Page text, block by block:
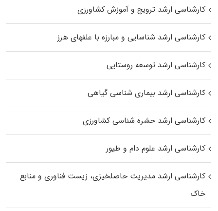
کارشناسی ارشد ترویج و آموزش کشاورزی
کارشناسی ارشد شناسایی و مبارزه با علفهای هرز
کارشناسی ارشد توسعه روستایی
کارشناسی ارشد بیماری‌ شناسی گیاهی
کارشناسی ارشد حشره‌ شناسی کشاورزی
کارشناسی ارشد علوم دام و طیور
کارشناسی ارشد مدیریت حاصلخیزی، زیست فناوری و منابع
خاک